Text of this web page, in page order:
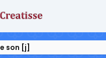
son [j]